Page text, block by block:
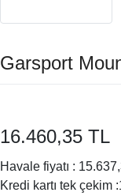
Garsport
16.460,35 TL
Havale fiyatı :
Kredi kartı tek çekim :